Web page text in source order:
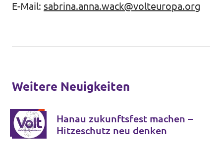
E-Mail: sabrina.anna.wack@volteuropa.org
Weitere Neuigkeiten
Hanau zukunftsfest machen –
Hitzeschutz neu denken